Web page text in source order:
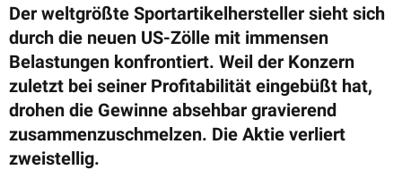
Der weltgrößte Sportartikelhersteller sieht sich
durch die neuen US-Zölle mit immensen
Belastungen konfrontiert. Weil der Konzern
zuletzt bei seiner Profitabilität eingebüßt hat,
drohen die Gewinne absehbar gravierend
zusammenzuschmelzen. Die Aktie verliert
zweistellig.